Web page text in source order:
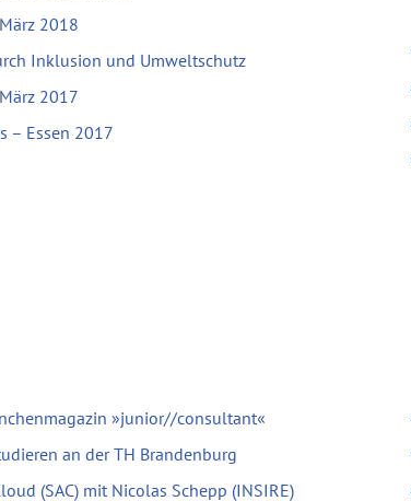
2018
Inklusion und Umweltschutz
2017
– Essen 2017
»junior//consultant«
an der TH Brandenburg
(SAC) mit Nicolas Schepp (INSIRE)